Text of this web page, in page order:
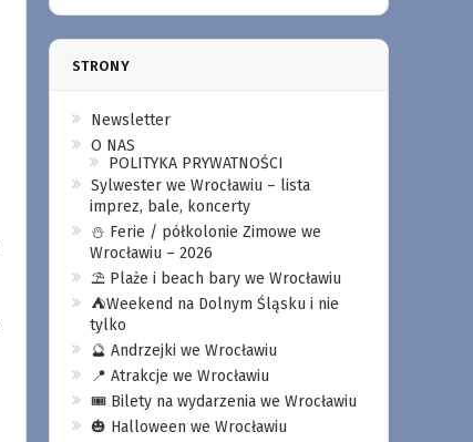
STRONY
Newsletter
O NAS
POLITYKA PRYWATNOŚCI
Sylwester we Wrocławiu – lista
imprez, bale, koncerty
⛄️ Ferie / półkolonie Zimowe we
Wrocławiu – 2026
⛱️ Plaże i beach bary we Wrocławiu
⛺️Weekend na Dolnym Śląsku i nie
tylko
🔮 Andrzejki we Wrocławiu
📍 Atrakcje we Wrocławiu
🎟️ Bilety na wydarzenia we Wrocławiu
🎃 Halloween we Wrocławiu